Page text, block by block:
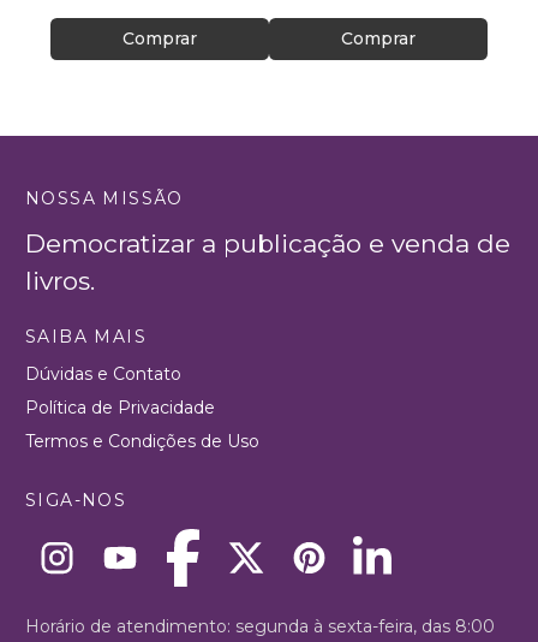
Comprar Comprar
NOSSA MISSÃO
Democratizar a publicação e venda de
livros.
SAIBA MAIS
Dúvidas e Contato
Política de Privacidade
Termos e Condições de Uso
SIGA-NOS
Horário de atendimento: segunda à sexta-feira, das 8:00